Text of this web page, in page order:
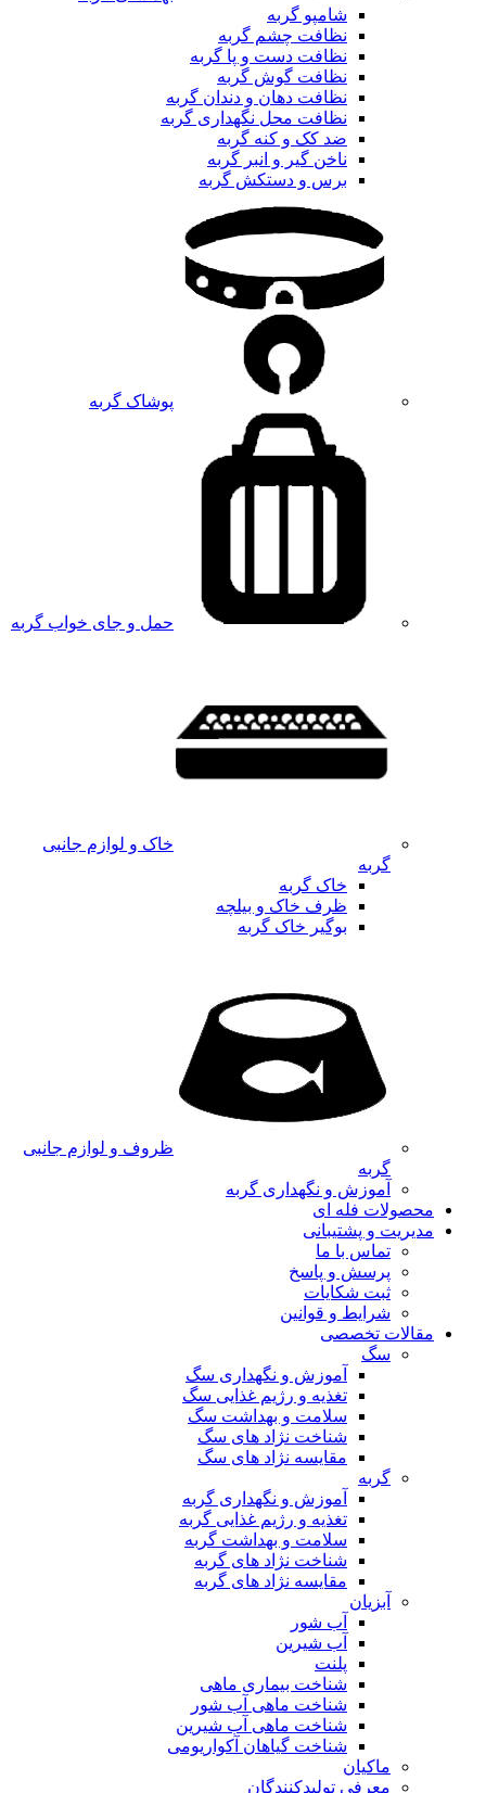
شامپو گربه
نظافت چشم گربه
نظافت دست و پا گربه
نظافت گوش گربه
نظافت دهان و دندان گربه
نظافت محل نگهداری گربه
ضد کک و کنه گربه
ناخن گیر و انبر گربه
برس و دستکش گربه
پوشاک گربه
حمل و جای خواب گربه
خاک و لوازم جانبی
گربه
خاک گربه
ظرف خاک و بیلچه
بوگیر خاک گربه
ظروف و لوازم جانبی
گربه
آموزش و نگهداری گربه
محصولات فله ای
مدیریت و پشتیبانی
تماس با ما
پرسش و پاسخ
ثبت شکایات
شرایط و قوانین
مقالات تخصصی
سگ
آموزش و نگهداری سگ
تغذیه و رژیم غذایی سگ
سلامت و بهداشت سگ
شناخت نژاد های سگ
مقایسه نژاد های سگ
گربه
آموزش و نگهداری گربه
تغذیه و رژیم غذایی گربه
سلامت و بهداشت گربه
شناخت نژاد های گربه
مقایسه نژاد های گربه
آبزیان
آب شور
آب شیرین
پلنت
شناخت بیماری ماهی
شناخت ماهی آب شور
شناخت ماهی آب شیرین
شناخت گیاهان آکواریومی
ماکیان
معرفی تولیدکنندگان